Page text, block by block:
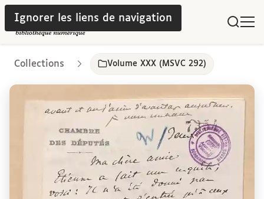
Ignorer les liens de navigation
Collections Volume XXX (MSVC 292)